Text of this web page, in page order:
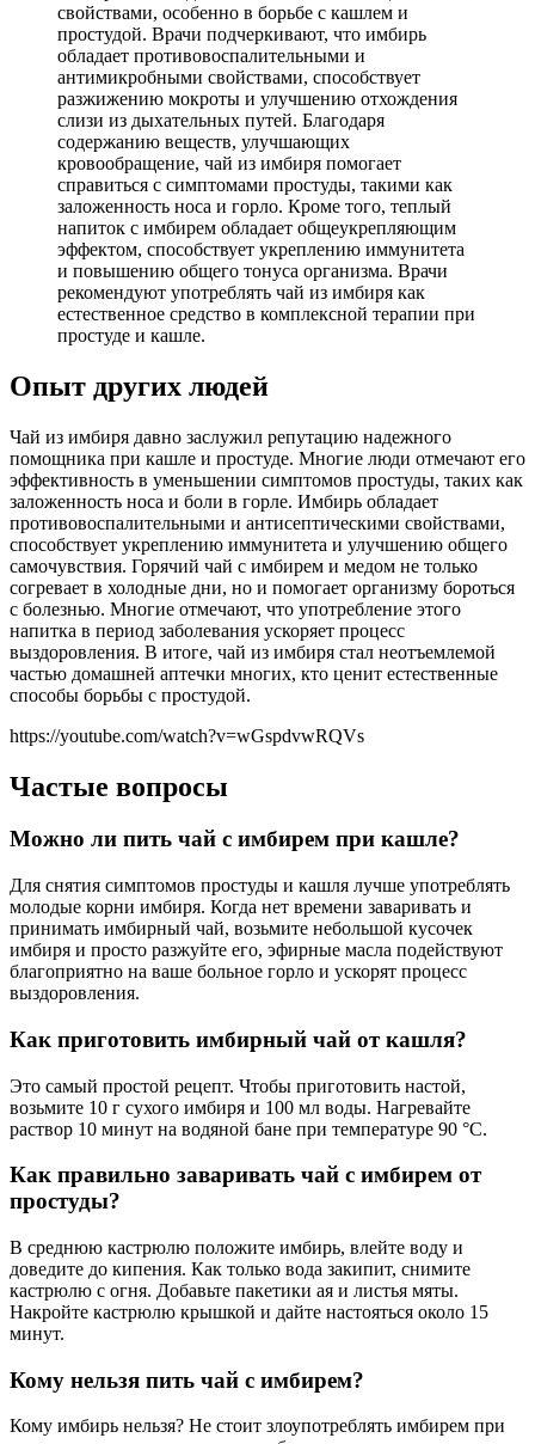
свойствами, особенно в борьбе с кашлем и
простудой. Врачи подчеркивают, что имбирь
обладает противовоспалительными и
антимикробными свойствами, способствует
разжижению мокроты и улучшению отхождения
слизи из дыхательных путей. Благодаря
содержанию веществ, улучшающих
кровообращение, чай из имбиря помогает
справиться с симптомами простуды, такими как
заложенность носа и горло. Кроме того, теплый
напиток с имбирем обладает общеукрепляющим
эффектом, способствует укреплению иммунитета
и повышению общего тонуса организма. Врачи
рекомендуют употреблять чай из имбиря как
естественное средство в комплексной терапии при
простуде и кашле.
Опыт других людей
Чай из имбиря давно заслужил репутацию надежного
помощника при кашле и простуде. Многие люди отмечают его
эффективность в уменьшении симптомов простуды, таких как
заложенность носа и боли в горле. Имбирь обладает
противовоспалительными и антисептическими свойствами,
способствует укреплению иммунитета и улучшению общего
самочувствия. Горячий чай с имбирем и медом не только
согревает в холодные дни, но и помогает организму бороться
с болезнью. Многие отмечают, что употребление этого
напитка в период заболевания ускоряет процесс
выздоровления. В итоге, чай из имбиря стал неотъемлемой
частью домашней аптечки многих, кто ценит естественные
способы борьбы с простудой.
https://youtube.com/watch?v=wGspdvwRQVs
Частые вопросы
Можно ли пить чай с имбирем при кашле?
Для снятия симптомов простуды и кашля лучше употреблять
молодые корни имбиря. Когда нет времени заваривать и
принимать имбирный чай, возьмите небольшой кусочек
имбиря и просто разжуйте его, эфирные масла подействуют
благоприятно на ваше больное горло и ускорят процесс
выздоровления.
Как приготовить имбирный чай от кашля?
Это самый простой рецепт. Чтобы приготовить настой,
возьмите 10 г сухого имбиря и 100 мл воды. Нагревайте
раствор 10 минут на водяной бане при температуре 90 °С.
Как правильно заваривать чай с имбирем от
простуды?
В среднюю кастрюлю положите имбирь, влейте воду и
доведите до кипения. Как только вода закипит, снимите
кастрюлю с огня. Добавьте пакетики ая и листья мяты.
Накройте кастрюлю крышкой и дайте настояться около 15
минут.
Кому нельзя пить чай с имбирем?
Кому имбирь нельзя? Не стоит злоупотреблять имбирем при